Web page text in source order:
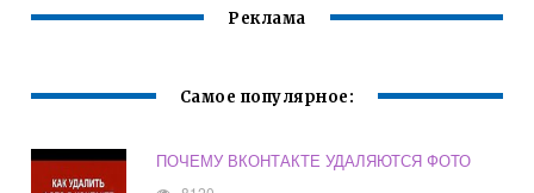
ПРОФИЛЬ
Реклама
Самое популярное:
ПОЧЕМУ ВКОНТАКТЕ УДАЛЯЮТСЯ ФОТО